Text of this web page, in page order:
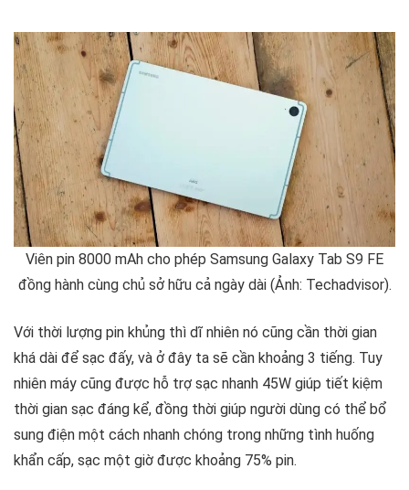
Viên pin 8000 mAh cho phép Samsung Galaxy Tab S9 FE
đồng hành cùng chủ sở hữu cả ngày dài (Ảnh: Techadvisor).
Với thời lượng pin khủng thì dĩ nhiên nó cũng cần thời gian
khá dài để sạc đấy, và ở đây ta sẽ cần khoảng 3 tiếng. Tuy
nhiên máy cũng được hỗ trợ sạc nhanh 45W giúp tiết kiệm
thời gian sạc đáng kể, đồng thời giúp người dùng có thể bổ
sung điện một cách nhanh chóng trong những tình huống
khẩn cấp, sạc một giờ được khoảng 75% pin.